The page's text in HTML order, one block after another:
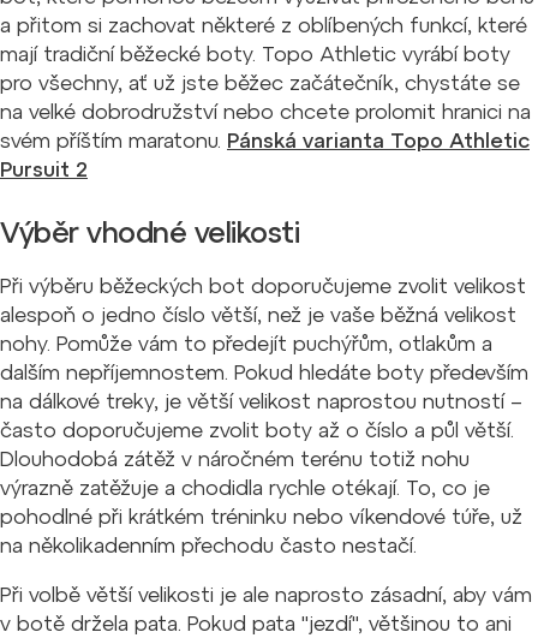
a přitom si zachovat některé z oblíbených funkcí, které
mají tradiční běžecké boty. Topo Athletic vyrábí boty
pro všechny, ať už jste běžec začátečník, chystáte se
na velké dobrodružství nebo chcete prolomit hranici na
svém příštím maratonu. Pánská varianta Topo Athletic
Pursuit 2
Výběr vhodné velikosti
Při výběru běžeckých bot doporučujeme zvolit velikost
alespoň o jedno číslo větší, než je vaše běžná velikost
nohy. Pomůže vám to předejít puchýřům, otlakům a
dalším nepříjemnostem. Pokud hledáte boty především
na dálkové treky, je větší velikost naprostou nutností –
často doporučujeme zvolit boty až o číslo a půl větší.
Dlouhodobá zátěž v náročném terénu totiž nohu
výrazně zatěžuje a chodidla rychle otékají. To, co je
pohodlné při krátkém tréninku nebo víkendové túře, už
na několikadenním přechodu často nestačí.
Při volbě větší velikosti je ale naprosto zásadní, aby vám
v botě držela pata. Pokud pata "jezdí", většinou to ani